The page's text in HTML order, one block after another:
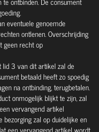
eventuele genoemde
ontlenen. Overschrijding
geen recht op
3 van dit artikel zal de
betaald heeft zo spoedig
na ontbinding, terugbetalen.
onmogelijk blijkt te zijn, zal
vervangend artikel
zal op duidelijke en